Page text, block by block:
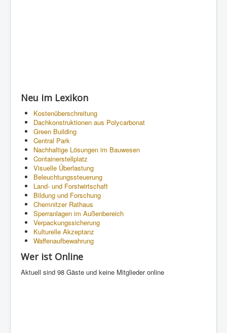
Neu im Lexikon
Kostenüberschreitung
Dachkonstruktionen aus Polycarbonat
Green Building
Central Park
Nachhaltige Lösungen im Bauwesen
Containerstellplatz
Visuelle Überlastung
Beleuchtungssteuerung
Land- und Forstwirtschaft
Bildung und Forschung
Chemnitzer Rathaus
Sperranlagen im Außenbereich
Verpackungssicherung
Kulturelle Akzeptanz
Waffenaufbewahrung
Wer ist Online
Aktuell sind 98 Gäste und keine Mitglieder online